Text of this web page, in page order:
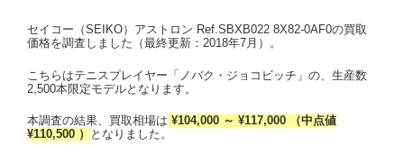
セイコー（SEIKO）アストロン Ref.SBXB022 8X82-0AF0の買取
価格を調査しました（最終更新：2018年7月）。
こちらはテニスプレイヤー「ノバク・ジョコビッチ」の、生産数
2,500本限定モデルとなります。
本調査の結果、買取相場は ¥104,000 ～ ¥117,000 （中点値
¥110,500 ）
となりました。